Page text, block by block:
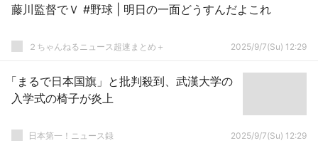
藤川監督でＶ #野球 | 明日の一面どうすんだよこれ
２ちゃんねるニュース超速まとめ＋ 2025/9/7(Su) 12:29
「まるで日本国旗」と批判殺到、武漢大学の
入学式の椅子が炎上
日本第一！ニュース録 2025/9/7(Su) 12:29